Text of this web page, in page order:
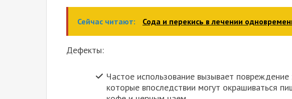
Сейчас читают: Сода и перекись в лечении
Дефекты:
Частое использование вызывает
которые впоследствии могут окрашиваться